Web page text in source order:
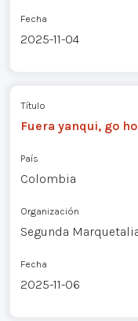
Fecha
2025-11-04
Título
Fuera yanqui, go
País
Colombia
Organización
Segunda
Fecha
2025-11-06